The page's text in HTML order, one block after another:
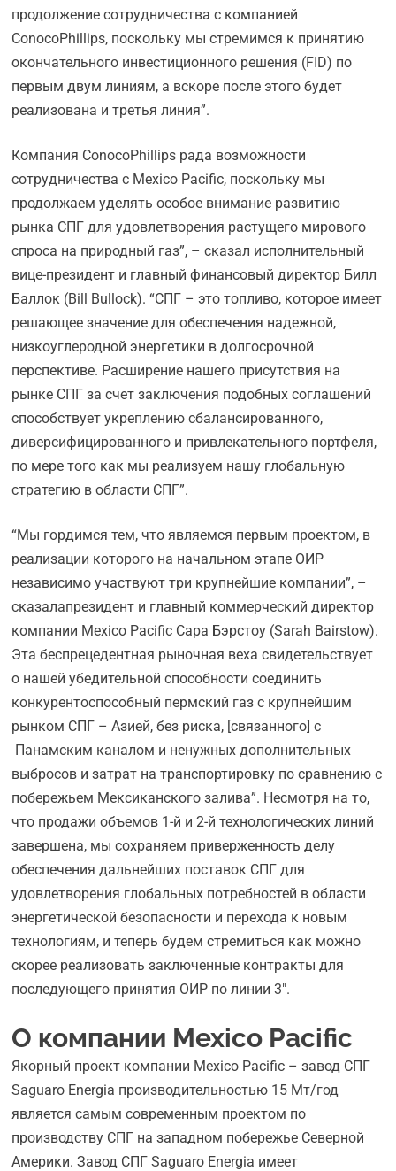
продолжение сотрудничества с компанией
ConocoPhillips, поскольку мы стремимся к принятию
окончательного инвестиционного решения (FID) по
первым двум линиям, а вскоре после этого будет
реализована и третья линия”.
Компания ConocoPhillips рада возможности
сотрудничества с Mexico Pacific, поскольку мы
продолжаем уделять особое внимание развитию
рынка СПГ для удовлетворения растущего мирового
спроса на природный газ”, – сказал исполнительный
вице-президент и главный финансовый директор Билл
Баллок (Bill Bullock). “СПГ – это топливо, которое имеет
решающее значение для обеспечения надежной,
низкоуглеродной энергетики в долгосрочной
перспективе. Расширение нашего присутствия на
рынке СПГ за счет заключения подобных соглашений
способствует укреплению сбалансированного,
диверсифицированного и привлекательного портфеля,
по мере того как мы реализуем нашу глобальную
стратегию в области СПГ”.
“Мы гордимся тем, что являемся первым проектом, в
реализации которого на начальном этапе ОИР
независимо участвуют три крупнейшие компании”, –
сказалапрезидент и главный коммерческий директор
компании Mexico Pacific Сара Бэрстоу (Sarah Bairstow).
Эта беспрецедентная рыночная веха свидетельствует
о нашей убедительной способности соединить
конкурентоспособный пермский газ с крупнейшим
рынком СПГ – Азией, без риска, [cвязанного] с
Панамским каналом и ненужных дополнительных
выбросов и затрат на транспортировку по сравнению с
побережьем Мексиканского залива”. Несмотря на то,
что продажи объемов 1-й и 2-й технологических линий
завершена, мы сохраняем приверженность делу
обеспечения дальнейших поставок СПГ для
удовлетворения глобальных потребностей в области
энергетической безопасности и перехода к новым
технологиям, и теперь будем стремиться как можно
скорее реализовать заключенные контракты для
последующего принятия ОИР по линии 3″.
О компании Mexico Pacific
Якорный проект компании Mexico Pacific – завод СПГ
Saguaro Energia производительностью 15 Мт/год
является самым современным проектом по
производству СПГ на западном побережье Северной
Америки. Завод СПГ Saguaro Energia имеет